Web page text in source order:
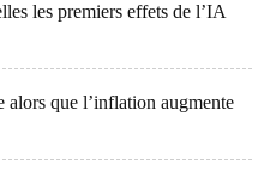
les premiers effets de l’IA
alors que l’inflation augmente